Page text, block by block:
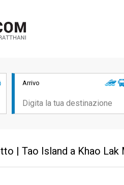
Arrivo
| Tao Island a Khao